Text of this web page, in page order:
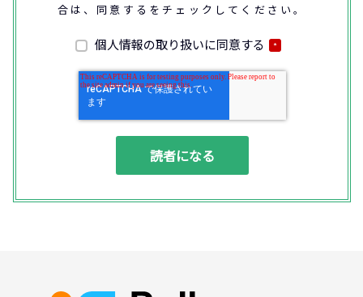
なお、通話内容の確認や応対品質の評価・研
客様との通話内容を書面、音声又は電子的方
法により記録させていただくことがありま
◆個人情報の利用目的
(1) お問い合わせいただいた内容やご相談に
行、その他業務上必要な事務連絡を行うため
(3) ご要望いただいた資料の発送や確認した
(4) ダイレクトメール、電子メール、電話等
合は、同意するをチェックしてください。
個人情報の取り扱いに同意する *